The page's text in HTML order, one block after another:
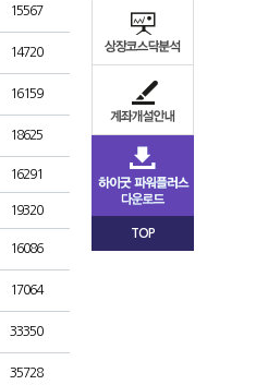
15567
14720
16159
18625
16291
19320
16086
17064
33350
35728
TOP